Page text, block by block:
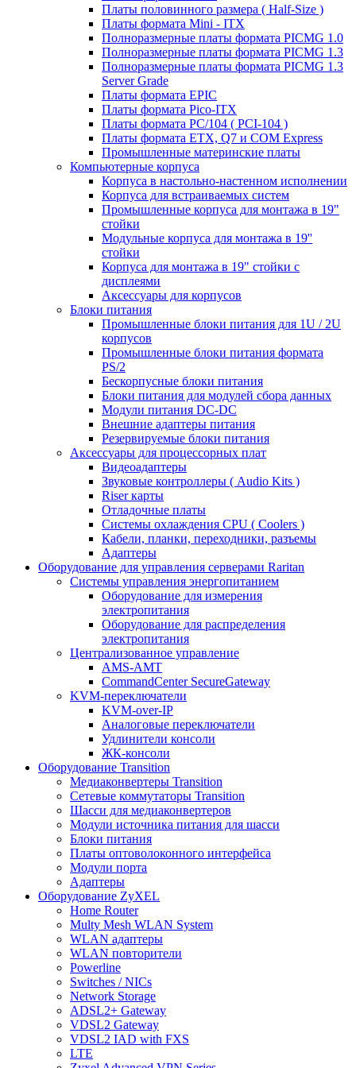
Платы половинного размера ( Half-Size )
Платы формата Mini - ITX
Полноразмерные платы формата PICMG 1.0
Полноразмерные платы формата PICMG 1.3
Полноразмерные платы формата PICMG 1.3
Server Grade
Платы формата EPIC
Платы формата Pico-ITX
Платы формата PC/104 ( PCI-104 )
Платы формата ETX, Q7 и COM Express
Промышленные материнские платы
Компьютерные корпуса
Корпуса в настольно-настенном исполнении
Корпуса для встраиваемых систем
Промышленные корпуса для монтажа в 19"
стойки
Модульные корпуса для монтажа в 19''
стойки
Корпуса для монтажа в 19" стойки с
дисплеями
Аксессуары для корпусов
Блоки питания
Промышленные блоки питания для 1U / 2U
корпусов
Промышленные блоки питания формата
PS/2
Бескорпусные блоки питания
Блоки питания для модулей сбора данных
Модули питания DC-DC
Внешние адаптеры питания
Резервируемые блоки питания
Аксессуары для процессорных плат
Видеоадаптеры
Звуковые контроллеры ( Audio Kits )
Riser карты
Отладочные платы
Системы охлаждения CPU ( Coolers )
Кабели, планки, переходники, разъемы
Адаптеры
Оборудование для управления серверами Raritan
Системы управления энергопитанием
Оборудование для измерения
электропитания
Оборудование для распределения
электропитания
Централизованное управление
AMS-AMT
CommandCenter SecureGateway
KVM-переключатели
KVM-over-IP
Аналоговые переключатели
Удлинители консоли
ЖК-консоли
Оборудование Transition
Медиаконвертеры Transition
Сетевые коммутаторы Transition
Шасси для медиаконвертеров
Модули источника питания для шасси
Блоки питания
Платы оптоволоконного интерфейса
Модули порта
Адаптеры
Оборудование ZyXEL
Home Router
Multy Mesh WLAN System
WLAN адаптеры
WLAN повторители
Powerline
Switches / NICs
Network Storage
ADSL2+ Gateway
VDSL2 Gateway
VDSL2 IAD with FXS
LTE